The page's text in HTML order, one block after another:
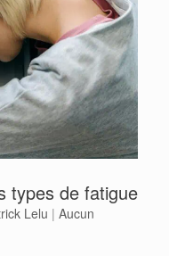
types de fatigue
Lelu | Aucun